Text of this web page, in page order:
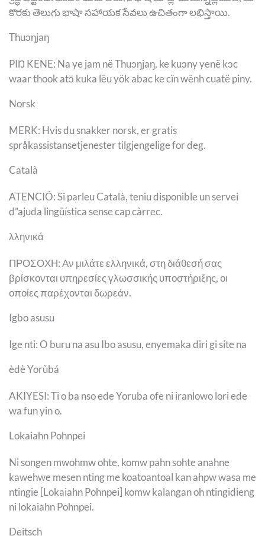
కొరకు తెలుగు భాషా సహాయక సేవలు ఉచితంగా లభిస్తాయి.
Thuɔŋjaŋ
PIŊ KENE: Na ye jam në Thuɔŋjaŋ, ke kuɔny yenë kɔc
waar thook atɔ̈ kuka lëu yök abac ke cïn wënh cuatë piny.
Norsk
MERK: Hvis du snakker norsk, er gratis
språkassistansetjenester tilgjengelige for deg.
Català
ATENCIÓ: Si parleu Català, teniu disponible un servei
d”ajuda lingüística sense cap càrrec.
λληνικά
ΠΡΟΣΟΧΗ: Αν μιλάτε ελληνικά, στη διάθεσή σας
βρίσκονται υπηρεσίες γλωσσικής υποστήριξης, οι
οποίες παρέχονται δωρεάν.
Igbo asusu
Ige nti: O buru na asu Ibo asusu, enyemaka diri gi site na
èdè Yorùbá
AKIYESI: Ti o ba nso ede Yoruba ofe ni iranlowo lori ede
wa fun yin o.
Lokaiahn Pohnpei
Ni songen mwohmw ohte, komw pahn sohte anahne
kawehwe mesen nting me koatoantoal kan ahpw wasa me
ntingie [Lokaiahn Pohnpei] komw kalangan oh ntingidieng
ni lokaiahn Pohnpei.
Deitsch